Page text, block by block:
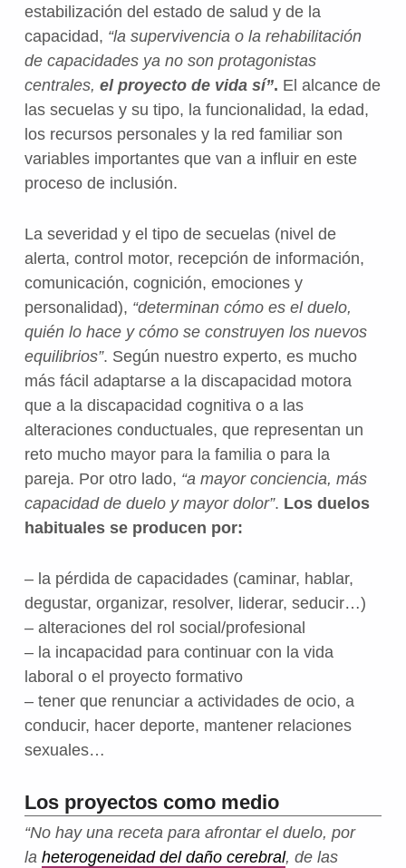
estabilización del estado de salud y de la
capacidad, “la supervivencia o la rehabilitación
de capacidades ya no son protagonistas
centrales, el proyecto de vida sí”. El alcance de
las secuelas y su tipo, la funcionalidad, la edad,
los recursos personales y la red familiar son
variables importantes que van a influir en este
proceso de inclusión.
La severidad y el tipo de secuelas (nivel de
alerta, control motor, recepción de información,
comunicación, cognición, emociones y
personalidad), “determinan cómo es el duelo,
quién lo hace y cómo se construyen los nuevos
equilibrios”. Según nuestro experto, es mucho
más fácil adaptarse a la discapacidad motora
que a la discapacidad cognitiva o a las
alteraciones conductuales, que representan un
reto mucho mayor para la familia o para la
pareja. Por otro lado, “a mayor conciencia, más
capacidad de duelo y mayor dolor”. Los duelos
habituales se producen por:
– la pérdida de capacidades (caminar, hablar,
degustar, organizar, resolver, liderar, seducir…)
– alteraciones del rol social/profesional
– la incapacidad para continuar con la vida
laboral o el proyecto formativo
– tener que renunciar a actividades de ocio, a
conducir, hacer deporte, mantener relaciones
sexuales…
Los proyectos como medio
“No hay una receta para afrontar el duelo, por
la heterogeneidad del daño cerebral, de las